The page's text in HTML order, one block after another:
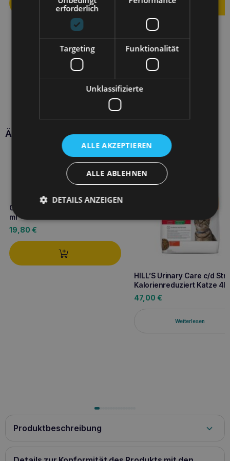
Ähnliche Produkte
GEULINCX stomodine f Tube 30
ml
19,80 €
HILL’S Urinary Care c/d
Kalorienreduziert Katze
47,00 €
Weiterlesen
Produktbeschreibung
erforderlich
Targeting Funktionalität
Unklassifizierte
ALLE AKZEPTIEREN
ALLE ABLEHNEN
DETAILS ANZEIGEN